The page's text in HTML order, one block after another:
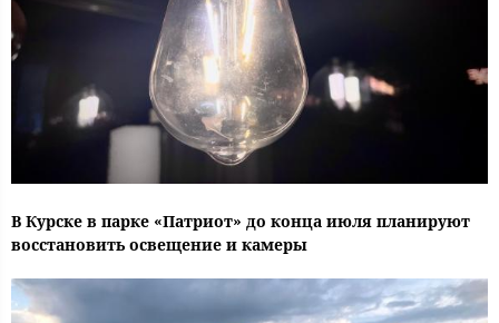
В Курске в парке «Патриот» до конца июля планируют
восстановить освещение и камеры